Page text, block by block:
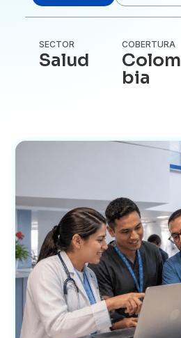
SECTOR
Salud
COBERTURA
Colom
bia